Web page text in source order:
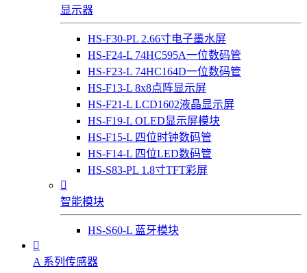
显示器
HS-F30-PL 2.66寸电子墨水屏
HS-F24-L 74HC595A一位数码管
HS-F23-L 74HC164D一位数码管
HS-F13-L 8x8点阵显示屏
HS-F21-L LCD1602液晶显示屏
HS-F19-L OLED显示屏模块
HS-F15-L 四位时钟数码管
HS-F14-L 四位LED数码管
HS-S83-PL 1.8寸TFT彩屏

智能模块
HS-S60-L 蓝牙模块

A 系列传感器